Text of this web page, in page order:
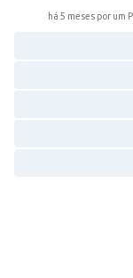
há 5 meses por um